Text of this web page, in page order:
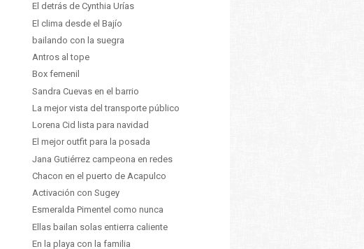
El detrás de Cynthia Urías
El clima desde el Bajío
bailando con la suegra
Antros al tope
Box femenil
Sandra Cuevas en el barrio
La mejor vista del transporte público
Lorena Cid lista para navidad
El mejor outfit para la posada
Jana Gutiérrez campeona en redes
Chacon en el puerto de Acapulco
Activación con Sugey
Esmeralda Pimentel como nunca
Ellas bailan solas entierra caliente
En la playa con la familia